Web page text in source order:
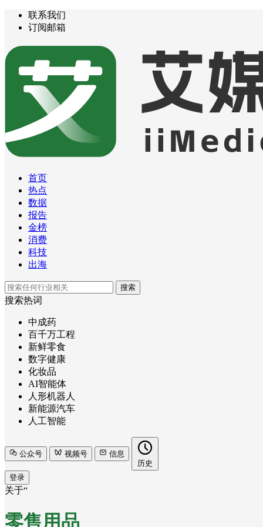
联系我们
订阅邮箱
首页
热点
数据
报告
金榜
消费
科技
出海
搜索
搜索热词
中成药
百千万工程
新鲜零食
数字健康
化妆品
AI智能体
人形机器人
新能源汽车
人工智能
公众号 视频号
信息
历史
登录
关于“
零售用品